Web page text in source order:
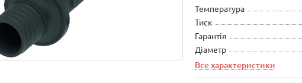
Температура
Тиск
Гарантія
Діаметр
Все характеристики